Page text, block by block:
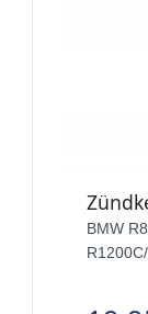
BMW
R1200C/